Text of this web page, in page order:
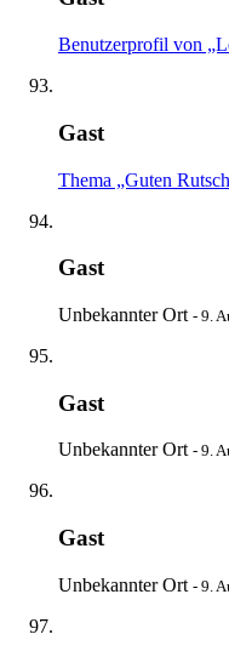
Benutzerprofil von
Gast
Thema „Guten
Gast
Unbekannter Ort - 9.
Gast
Unbekannter Ort - 9.
Gast
Unbekannter Ort - 9.